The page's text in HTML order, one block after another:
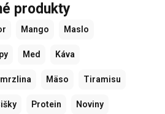
produkty
Mango Maslo
Med Káva
Mäso Tiramisu
Protein Noviny